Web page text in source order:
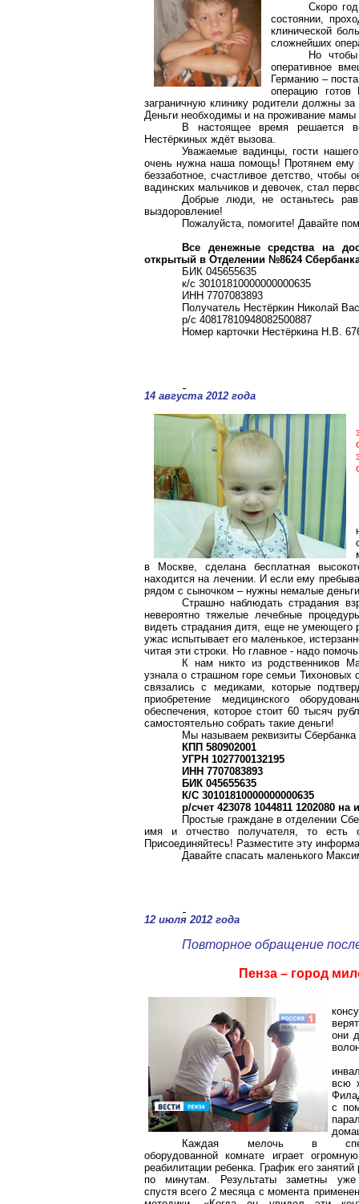
Скоро
состоянии,
клинической
сложнейших
Но
оперативное
Германию –
операцию
заграничную клинику родители должны
Деньги необходимы и на проживание
В настоящее время решается
Нестёркиных ждёт вызова.
Уважаемые вадинцы, гости
очень нужна наша помощь! Протянем ему
беззаботное, счастливое детство,
вадинских мальчиков и девочек, стал
Добрые люди, не останьтесь
выздоровление!
Пожалуйста, помогите! Давайте
Все денежные средства на
открытый в Отделении №8624
БИК 045655635
к/с 30101810000000000635
ИНН 7707083893
Получатель Нестёркин Николай
р/с 40817810948082500887
Номер карточки Нестёркина Н.В.
14 августа 2012 года
в Москве, сделана бесплатная
находится на лечении. И если ему
рядом с сыночком – нужны немалые
Страшно наблюдать страдания
невероятно тяжелые лечебные
видеть страдания дитя, еще не умеющего
ужас испытывает его маленькое,
читая эти строки. Но главное - надо
К нам никто из родственников
узнала о страшном горе семьи
связались с медиками, которые
приобретение медицинского
обеспечения, которое стоит 60 тысяч
самостоятельно собрать такие деньги!
Мы называем реквизиты
КПП 580902001
УГРН 1027700132195
ИНН 7707083893
БИК 045655635
К/С 30101810000000000635
р/счет 423078 1044811 1202080
Простые граждане в отделении
имя и отчество получателя, то есть
Присоединяйтесь! Разместите эту
Давайте спасать маленького
12 июля 2012 года
Повторное обращение
Пенза – город
они
всю
с
Каждая мелочь в
оборудованной комнате играет
реабилитации ребенка. График его занятий
по минутам. Результаты заметны уже
спустя всего 2 месяца с момента